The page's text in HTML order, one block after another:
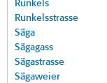
Runkels
Runkelsstrasse
Säga
Sägagass
Sägastrasse
Sägaweier